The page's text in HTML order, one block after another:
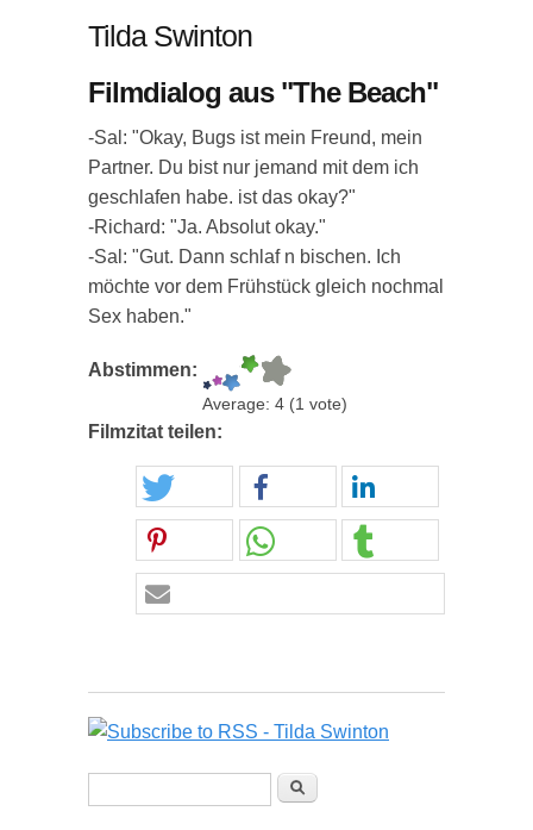
Tilda Swinton
Filmdialog aus "The Beach"
-Sal: "Okay, Bugs ist mein Freund, mein
Partner. Du bist nur jemand mit dem ich
geschlafen habe. ist das okay?"
-Richard: "Ja. Absolut okay."
-Sal: "Gut. Dann schlaf n bischen. Ich
möchte vor dem Frühstück gleich nochmal
Sex haben."
Abstimmen:
Average: 4 (1 vote)
Filmzitat teilen:
Suche